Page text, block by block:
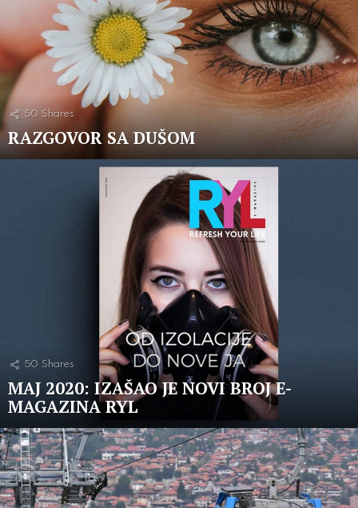
50 Shares
RAZGOVOR SA DUŠOM
50 Shares
MAJ 2020: IZAŠAO JE NOVI BROJ E-
MAGAZINA RYL